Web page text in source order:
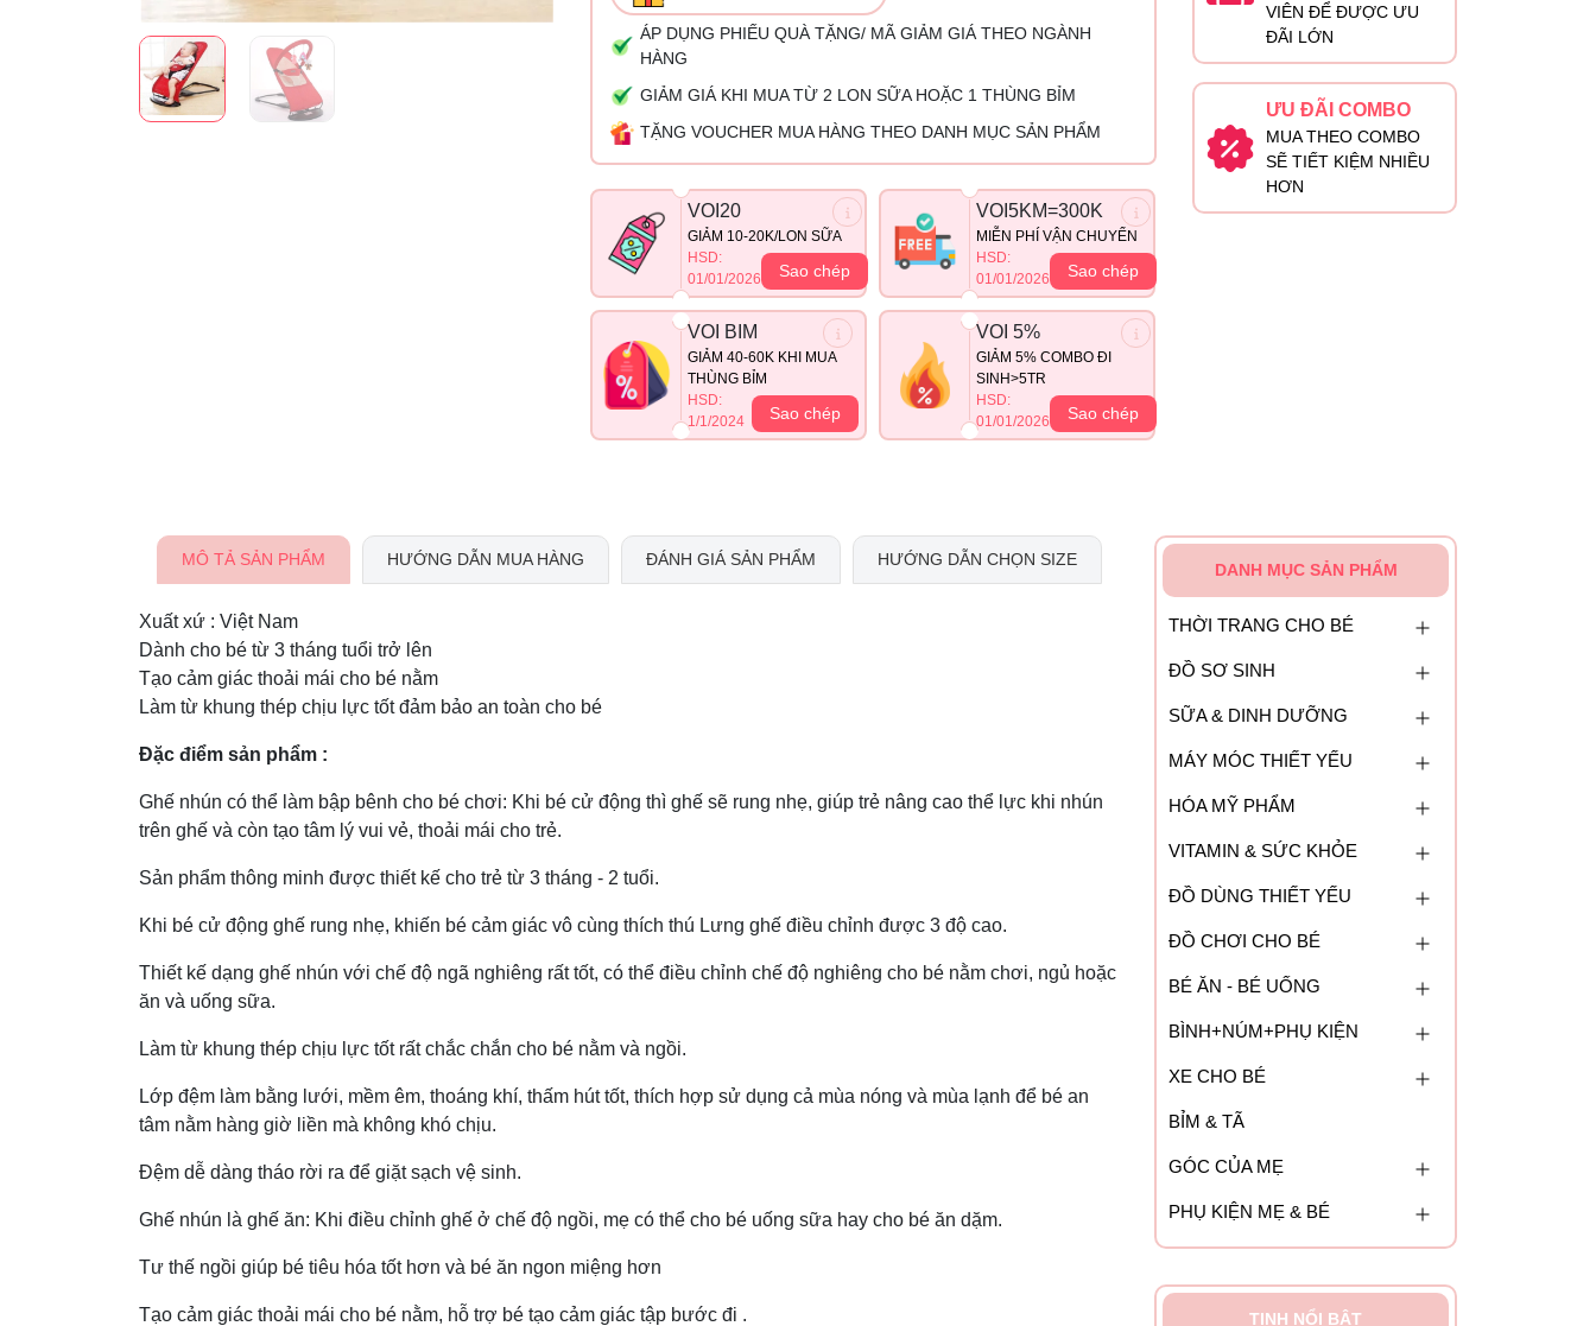
ÁP DỤNG PHIẾU QUÀ TẶNG/ MÃ GIẢM GIÁ THEO NGÀNH
HÀNG
GIẢM GIÁ KHI MUA TỪ 2 LON SỮA HOẶC 1 THÙNG BỈM
TẶNG VOUCHER MUA HÀNG THEO DANH MỤC SẢN PHẨM
VOI20
GIẢM 10-20K/LON SỮA
HSD:
01/01/2026
Sao chép
VOI5KM=300K
MIỄN PHÍ VẬN CHUYỂN
HSD:
01/01/2026
Sao chép
VOI BIM
GIẢM 40-60K KHI MUA
THÙNG BỈM
HSD:
1/1/2024
Sao chép
VOI 5%
GIẢM 5% COMBO ĐI
SINH>5TR
HSD:
01/01/2026
Sao chép
VIÊN ĐỂ ĐƯỢC ƯU
ĐÃI LỚN
ƯU ĐÃI COMBO
MUA THEO COMBO
SẼ TIẾT KIỆM NHIỀU
HƠN
MÔ TẢ SẢN PHẨM HƯỚNG DẪN MUA HÀNG ĐÁNH GIÁ SẢN PHẨM HƯỚNG DẪN CHỌN SIZE
Xuất xứ : Việt Nam
Dành cho bé từ 3 tháng tuổi trở lên
Tạo cảm giác thoải mái cho bé nằm
Làm từ khung thép chịu lực tốt đảm bảo an toàn cho bé
Đặc điểm sản phẩm :
Ghế nhún có thể làm bập bênh cho bé chơi: Khi bé cử động thì ghế sẽ rung nhẹ, giúp trẻ nâng cao thể lực khi nhún
trên ghế và còn tạo tâm lý vui vẻ, thoải mái cho trẻ.
Sản phẩm thông minh được thiết kế cho trẻ từ 3 tháng - 2 tuổi.
Khi bé cử động ghế rung nhẹ, khiến bé cảm giác vô cùng thích thú Lưng ghế điều chỉnh được 3 độ cao.
Thiết kế dạng ghế nhún với chế độ ngã nghiêng rất tốt, có thể điều chỉnh chế độ nghiêng cho bé nằm chơi, ngủ hoặc
ăn và uống sữa.
Làm từ khung thép chịu lực tốt rất chắc chắn cho bé nằm và ngồi.
Lớp đệm làm bằng lưới, mềm êm, thoáng khí, thấm hút tốt, thích hợp sử dụng cả mùa nóng và mùa lạnh để bé an
tâm nằm hàng giờ liền mà không khó chịu.
Đệm dễ dàng tháo rời ra để giặt sạch vệ sinh.
Ghế nhún là ghế ăn: Khi điều chỉnh ghế ở chế độ ngồi, mẹ có thể cho bé uống sữa hay cho bé ăn dặm.
Tư thế ngồi giúp bé tiêu hóa tốt hơn và bé ăn ngon miệng hơn
Tạo cảm giác thoải mái cho bé nằm, hỗ trợ bé tạo cảm giác tập bước đi .
DANH MỤC SẢN PHẨM
THỜI TRANG CHO BÉ
ĐỒ SƠ SINH
SỮA & DINH DƯỠNG
MÁY MÓC THIẾT YẾU
HÓA MỸ PHẨM
VITAMIN & SỨC KHỎE
ĐỒ DÙNG THIẾT YẾU
ĐỒ CHƠI CHO BÉ
BÉ ĂN - BÉ UỐNG
BÌNH+NÚM+PHỤ KIỆN
XE CHO BÉ
BỈM & TÃ
GÓC CỦA MẸ
PHỤ KIỆN MẸ & BÉ
TINH NỔI BẬT